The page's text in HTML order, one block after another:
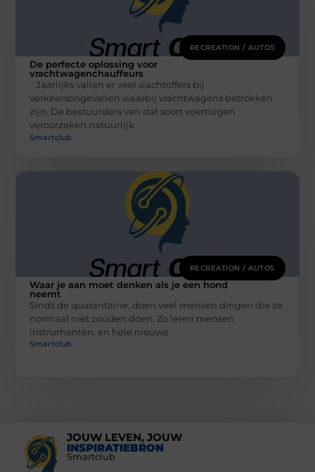
RECREATION / AUTOS
De perfecte oplossing voor
vrachtwagenchauffeurs
Jaarlijks vallen er veel slachtoffers bij
verkeersongevallen waarbij vrachtwagens betrokken
zijn. De bestuurders van dat soort voertuigen
veroorzaken natuurlijk
Smartclub
RECREATION / AUTOS
Waar je aan moet denken als je een hond
neemt
Sinds de quarantaine, doen veel mensen dingen die ze
normaal niet zouden doen. Zo leren mensen
instrumenten, en hele nieuwe
Smartclub
JOUW LEVEN, JOUW
INSPIRATIEBRON
Smartclub